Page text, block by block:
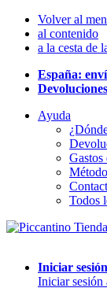
Volver al
al contenido
a la cesta de
España:
Ayuda
Gastos
Todos
Iniciar sesión
Iniciar sesión